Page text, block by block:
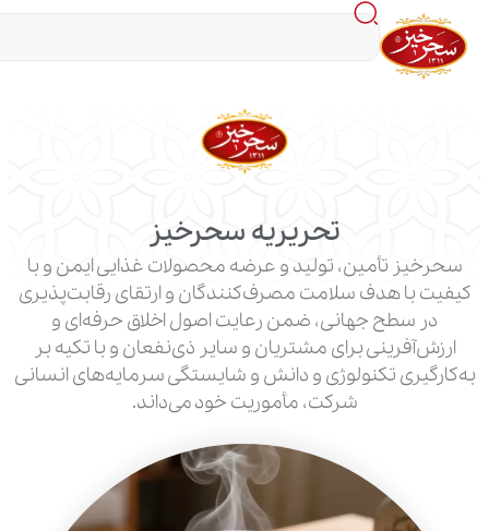
تحریریه سحرخیز
تولید و عرضه محصولات غذایی ایمن و با
سلامت مصرف‌کنندگان و ارتقای رقابت‌پذیری
جهانی، ضمن رعایت اصول اخلاق حرفه‌ای و
برای مشتریان و سایر ذی‌نفعان و با تکیه بر
و دانش و شایستگی سرمایه‌های انسانی
شرکت، مأموریت خود می‌داند.